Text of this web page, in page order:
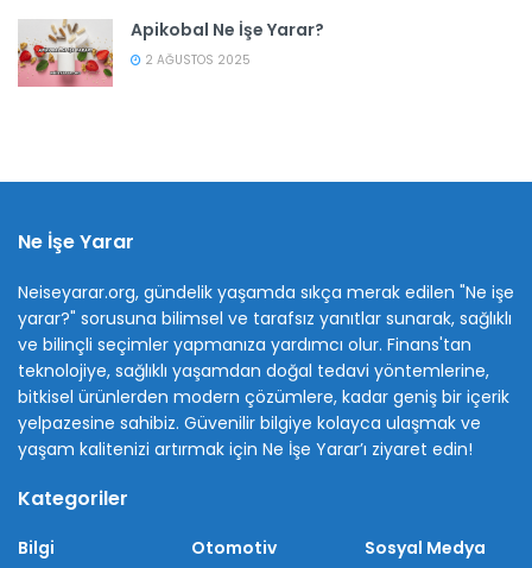
Apikobal Ne İşe Yarar?
2 AĞUSTOS 2025
Ne İşe Yarar
Neiseyarar.org, gündelik yaşamda sıkça merak edilen "Ne işe
yarar?" sorusuna bilimsel ve tarafsız yanıtlar sunarak, sağlıklı
ve bilinçli seçimler yapmanıza yardımcı olur. Finans'tan
teknolojiye, sağlıklı yaşamdan doğal tedavi yöntemlerine,
bitkisel ürünlerden modern çözümlere, kadar geniş bir içerik
yelpazesine sahibiz. Güvenilir bilgiye kolayca ulaşmak ve
yaşam kalitenizi artırmak için Ne İşe Yarar’ı ziyaret edin!
Kategoriler
Bilgi
Otomotiv
Sosyal Medya